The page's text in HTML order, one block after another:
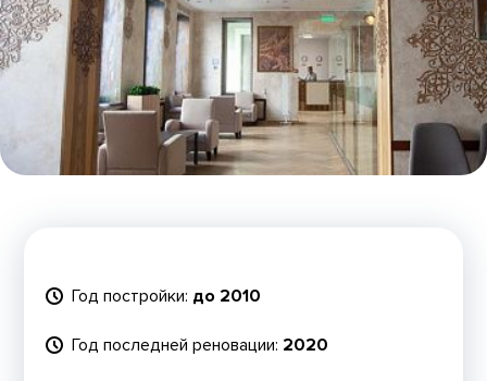
Год постройки: до 2010
Год последней реновации: 2020